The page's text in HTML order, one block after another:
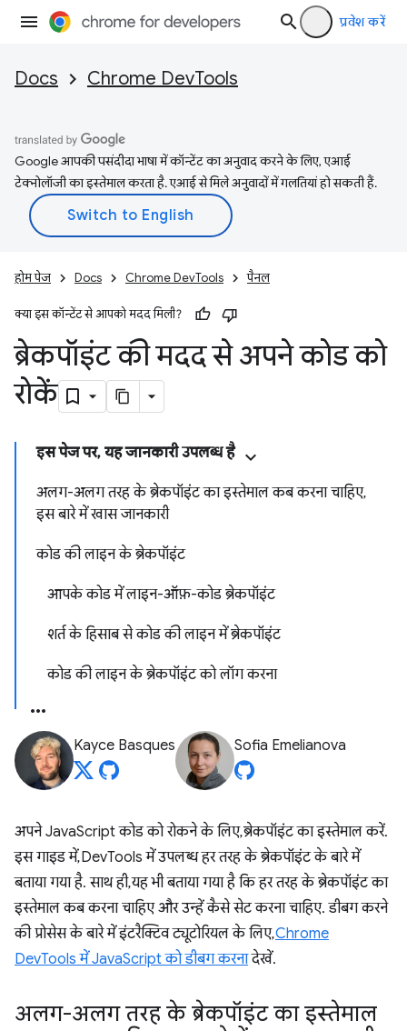
प्रवेश करें
Docs Chrome DevTools
Google आपकी पसंदीदा भाषा में कॉन्टेंट का अनुवाद करने के लिए, एआई
टेक्नोलॉजी का इस्तेमाल करता है. एआई से मिले अनुवादों में गलतियां हो सकती हैं.
होम पेज Docs Chrome DevTools पैनल
क्या इस कॉन्टेंट से आपको मदद मिली?
ब्रेकपॉइंट की मदद से अपने कोड को
रोकें
इस पेज पर, यह जानकारी उपलब्ध है
अलग-अलग तरह के ब्रेकपॉइंट का इस्तेमाल कब करना चाहिए,
इस बारे में खास जानकारी
कोड की लाइन के ब्रेकपॉइंट
आपके कोड में लाइन-ऑफ़-कोड ब्रेकपॉइंट
शर्त के हिसाब से कोड की लाइन में ब्रेकपॉइंट
कोड की लाइन के ब्रेकपॉइंट को लॉग करना
Kayce Basques Sofia Emelianova
अपने JavaScript कोड को रोकने के लिए, ब्रेकपॉइंट का इस्तेमाल करें.
इस गाइड में, DevTools में उपलब्ध हर तरह के ब्रेकपॉइंट के बारे में
बताया गया है. साथ ही, यह भी बताया गया है कि हर तरह के ब्रेकपॉइंट का
इस्तेमाल कब करना चाहिए और उन्हें कैसे सेट करना चाहिए. डीबग करने
की प्रोसेस के बारे में इंटरैक्टिव ट्यूटोरियल के लिए,Chrome
DevTools में JavaScript को डीबग करनादेखें.
अलग-अलग तरह के ब्रेकपॉइंट का इस्तेमाल